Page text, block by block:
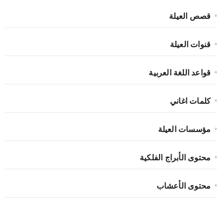
قصص العيلة
قنوات العيلة
قواعد اللغة العربية
كلمات اغاني
مؤسسات العيلة
محتوى الأبراج الفلكية
محتوى الأعشاب